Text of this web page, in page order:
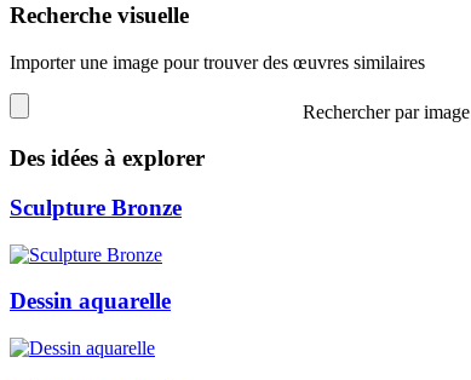
Recherche visuelle
Importer une image pour trouver des œuvres similaires
Rechercher par image
Des idées à explorer
Sculpture Bronze
Dessin aquarelle